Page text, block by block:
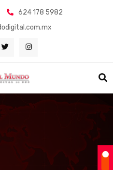
624 178 5982